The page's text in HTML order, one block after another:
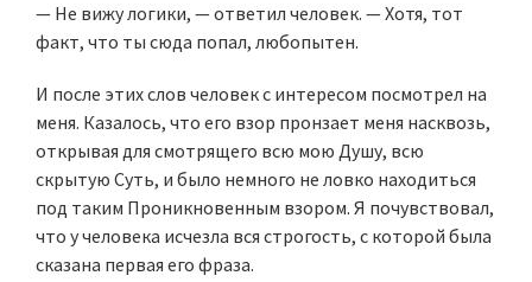
— Не вижу логики, — ответил человек. — Хотя, тот
факт, что ты сюда попал, любопытен.
И после этих слов человек с интересом посмотрел на
меня. Казалось, что его взор пронзает меня насквозь,
открывая для смотрящего всю мою Душу, всю
скрытую Суть, и было немного не ловко находиться
под таким Проникновенным взором. Я почувствовал,
что у человека исчезла вся строгость, с которой была
сказана первая его фраза.